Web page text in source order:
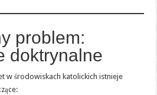
problem:
doktrynalne
w środowiskach katolickich istnieje